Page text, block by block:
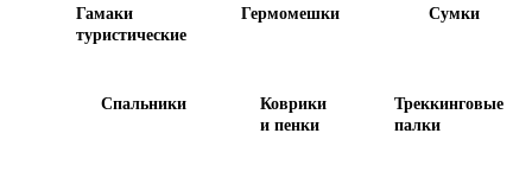
Гамаки
туристические
Гермомешки Сумки
Спальники
Коврики
и пенки
Треккинговые
палки